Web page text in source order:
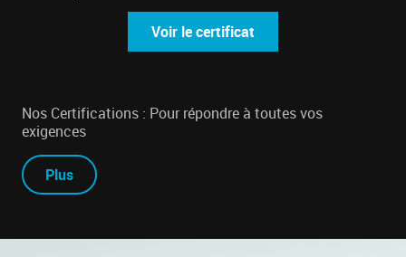
Voir le certificat
Nos Certifications : Pour répondre à toutes vos
exigences
Plus